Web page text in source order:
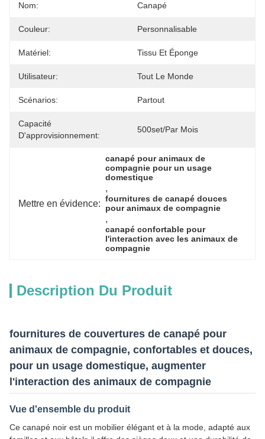
Nom: Canapé
Couleur: Personnalisable
Matériel: Tissu Et Éponge
Utilisateur: Tout Le Monde
Scénarios: Partout
Capacité
D'approvisionnement:
500set/par Mois
Mettre en évidence:
canapé pour animaux de
compagnie pour un usage
domestique
,
fournitures de canapé douces
pour animaux de compagnie
,
canapé confortable pour
l'interaction avec les animaux de
compagnie
Description Du Produit
fournitures de couvertures de canapé pour
animaux de compagnie, confortables et douces,
pour un usage domestique, augmenter
l'interaction des animaux de compagnie
Vue d'ensemble du produit
Ce canapé noir est un mobilier élégant et à la mode, adapté aux